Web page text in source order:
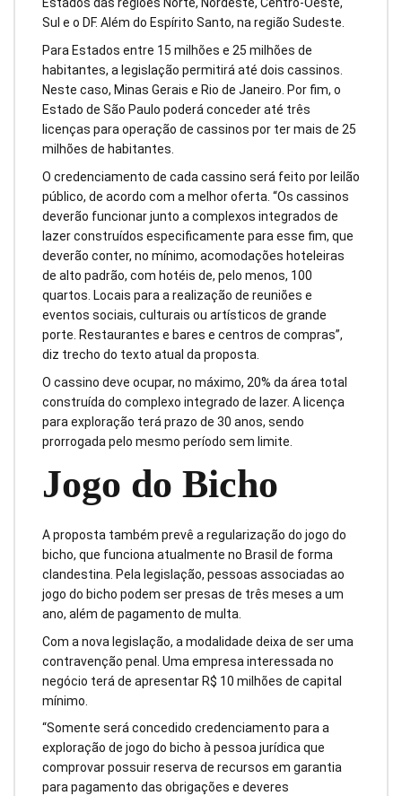
Estados das regiões Norte, Nordeste, Centro-Oeste,
Sul e o DF. Além do Espírito Santo, na região Sudeste.
Para Estados entre 15 milhões e 25 milhões de
habitantes, a legislação permitirá até dois cassinos.
Neste caso, Minas Gerais e Rio de Janeiro. Por fim, o
Estado de São Paulo poderá conceder até três
licenças para operação de cassinos por ter mais de 25
milhões de habitantes.
O credenciamento de cada cassino será feito por leilão
público, de acordo com a melhor oferta. “Os cassinos
deverão funcionar junto a complexos integrados de
lazer construídos especificamente para esse fim, que
deverão conter, no mínimo, acomodações hoteleiras
de alto padrão, com hotéis de, pelo menos, 100
quartos. Locais para a realização de reuniões e
eventos sociais, culturais ou artísticos de grande
porte. Restaurantes e bares e centros de compras”,
diz trecho do texto atual da proposta.
O cassino deve ocupar, no máximo, 20% da área total
construída do complexo integrado de lazer. A licença
para exploração terá prazo de 30 anos, sendo
prorrogada pelo mesmo período sem limite.
Jogo do Bicho
A proposta também prevê a regularização do jogo do
bicho, que funciona atualmente no Brasil de forma
clandestina. Pela legislação, pessoas associadas ao
jogo do bicho podem ser presas de três meses a um
ano, além de pagamento de multa.
Com a nova legislação, a modalidade deixa de ser uma
contravenção penal. Uma empresa interessada no
negócio terá de apresentar R$ 10 milhões de capital
mínimo.
“Somente será concedido credenciamento para a
exploração de jogo do bicho à pessoa jurídica que
comprovar possuir reserva de recursos em garantia
para pagamento das obrigações e deveres